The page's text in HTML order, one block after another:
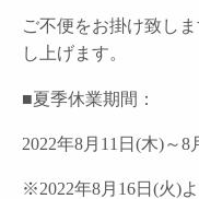
ご不便をお掛け致し
し上げます。
■夏季休業期間：
2022年8月11日(木)～8
※2022年8月16日(火)